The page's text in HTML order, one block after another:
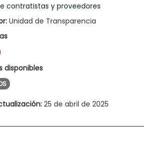
contratistas y proveedores
Unidad de Transparencia
disponibles
25 de abril de 2025